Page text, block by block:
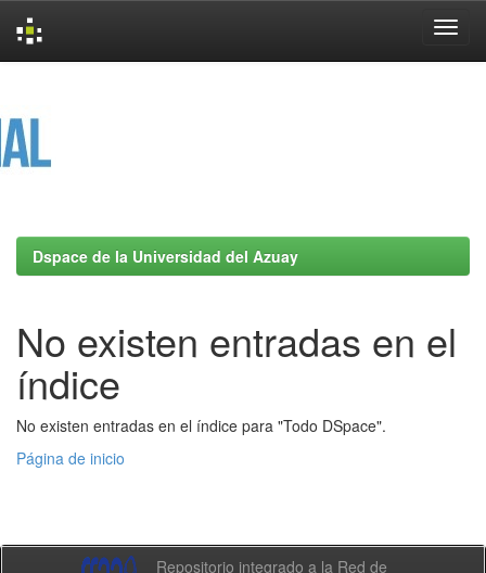
Dspace de la Universidad del Azuay
No existen entradas en el
índice
No existen entradas en el índice para "Todo DSpace".
Página de inicio
Repositorio integrado a la Red de